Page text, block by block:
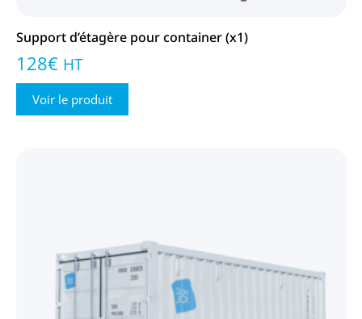
Support d’étagère pour container (x1)
128€ HT
Voir le produit